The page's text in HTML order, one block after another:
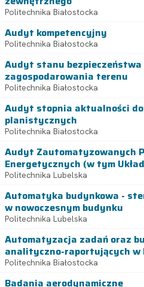
Politechnika Białostocka
Audyt kompetencyjny
Politechnika Białostocka
Audyt stanu
zagospodarowania terenu
Politechnika Białostocka
Audyt stopnia aktualności
planistycznych
Politechnika Białostocka
Audyt Zautomatyzowanych
Energetycznych (w tym
Politechnika Lubelska
Automatyka budynkowa -
w nowoczesnym budynku
Politechnika Lubelska
Automatyzacja zadań oraz
analityczno-raportujących w
Politechnika Białostocka
Badania aerodynamiczne